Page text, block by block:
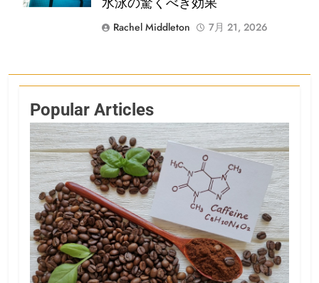
水泳の驚くべき効果
Rachel Middleton
7月 21, 2026
Popular Articles